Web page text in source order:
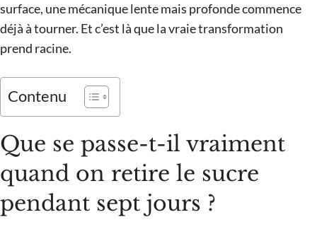
surface, une mécanique lente mais profonde commence
déjà à tourner. Et c’est là que la vraie transformation
prend racine.
Contenu
Que se passe-t-il vraiment
quand on retire le sucre
pendant sept jours ?